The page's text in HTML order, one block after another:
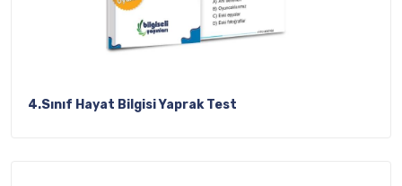
4.Sınıf Hayat Bilgisi Yaprak Test